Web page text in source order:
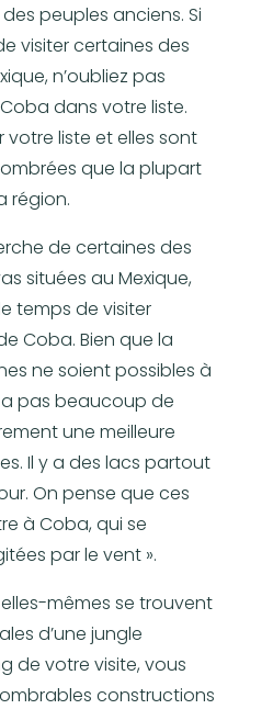
peuples anciens. Si
visiter certaines des
n’oubliez pas
dans votre liste.
votre liste et elles sont
que la plupart
région.
de certaines des
situées au Mexique,
temps de visiter
Coba. Bien que la
ne soient possibles à
a pas beaucoup de
une meilleure
Il y a des lacs partout
On pense que ces
à Coba, qui se
par le vent ».
mêmes se trouvent
d’une jungle
de votre visite, vous
constructions